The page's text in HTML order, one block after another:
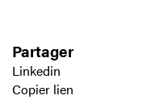
Partager
Linkedin
Copier lien